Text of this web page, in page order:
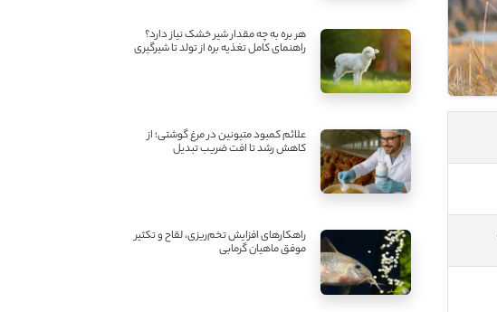
هر بره به چه مقدار شیر خشک نیاز دارد؟
راهنمای کامل تغذیه بره از تولد تا شیرگیری
علائم کمبود متیونین در مرغ گوشتی؛ از
کاهش رشد تا افت ضریب تبدیل
راهکارهای افزایش تخم‌ریزی، لقاح و تکثیر
موفق ماهیان گرمابی